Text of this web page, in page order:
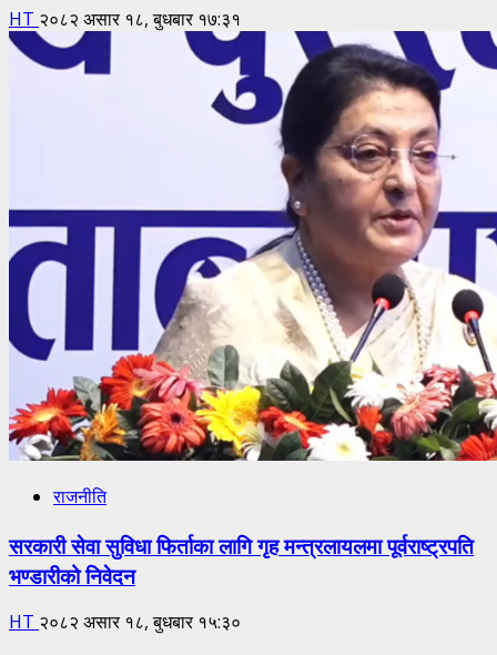
HT २०८२ असार १८, बुधबार १७:३१
राजनीति
सरकारी सेवा सुविधा फिर्ताका लागि गृह मन्त्रलायलमा पूर्वराष्ट्रपति
भण्डारीको निवेदन
HT २०८२ असार १८, बुधबार १५:३०